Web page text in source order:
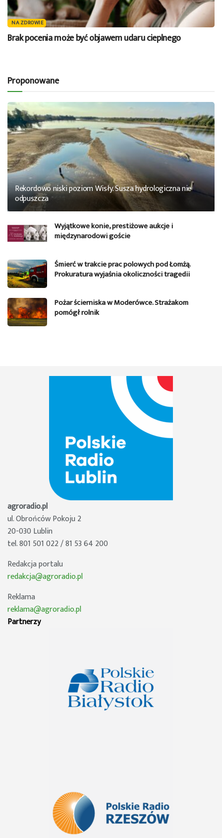
NA ZDROWIE
Brak pocenia może być objawem udaru cieplnego
Proponowane
Rekordowo niski poziom Wisły. Susza hydrologiczna nie
odpuszcza
Wyjątkowe konie, prestiżowe aukcje i
międzynarodowi goście
Śmierć w trakcie prac polowych pod Łomżą.
Prokuratura wyjaśnia okoliczności tragedii
Pożar ścierniska w Moderówce. Strażakom
pomógł rolnik
agroradio.pl
ul. Obrońców Pokoju 2
20-030 Lublin
tel. 801 501 022 / 81 53 64 200
Redakcja portalu
redakcja@agroradio.pl
Reklama
reklama@agroradio.pl
Partnerzy